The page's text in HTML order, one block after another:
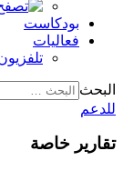
بودكاست
فعاليات
البحث
للدعم
تقارير خاصة